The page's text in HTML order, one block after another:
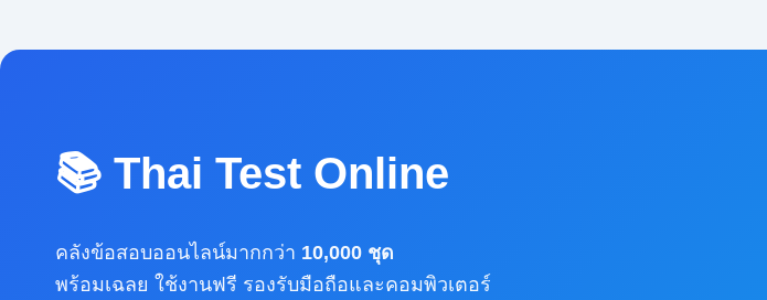
📚 Thai Test Online
คลังข้อสอบออนไลน์มากกว่า10,000 ชุด
พร้อมเฉลย ใช้งานฟรี รองรับมือถือและคอมพิวเตอร์